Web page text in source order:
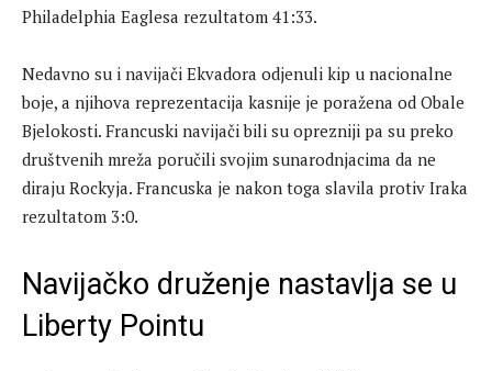
Philadelphia Eaglesa rezultatom 41:33.
Nedavno su i navijači Ekvadora odjenuli kip u nacionalne
boje, a njihova reprezentacija kasnije je poražena od Obale
Bjelokosti. Francuski navijači bili su oprezniji pa su preko
društvenih mreža poručili svojim sunarodnjacima da ne
diraju Rockyja. Francuska je nakon toga slavila protiv Iraka
rezultatom 3:0.
Navijačko druženje nastavlja se u
Liberty Pointu